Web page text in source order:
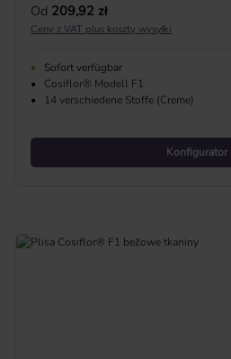
Cena regularna:
Od 209,92 zł
Ceny z VAT plus koszty wysyłki
•
Sofort verfügbar
•
Cosiflor® Modell F1
•
14 verschiedene Stoffe (Creme)
Konfigurator